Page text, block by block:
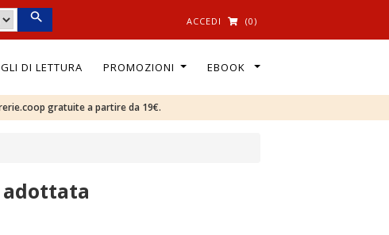
ACCEDI (0)
DI LETTURA PROMOZIONI EBOOK
gratuite a partire da 19€.
adottata